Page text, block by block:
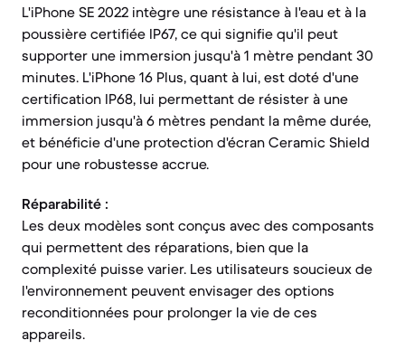
L'iPhone SE 2022 intègre une résistance à l'eau et à la
poussière certifiée IP67, ce qui signifie qu'il peut
supporter une immersion jusqu'à 1 mètre pendant 30
minutes. L'iPhone 16 Plus, quant à lui, est doté d'une
certification IP68, lui permettant de résister à une
immersion jusqu'à 6 mètres pendant la même durée,
et bénéficie d'une protection d'écran Ceramic Shield
pour une robustesse accrue.
Réparabilité :
Les deux modèles sont conçus avec des composants
qui permettent des réparations, bien que la
complexité puisse varier. Les utilisateurs soucieux de
l'environnement peuvent envisager des options
reconditionnées pour prolonger la vie de ces
appareils.